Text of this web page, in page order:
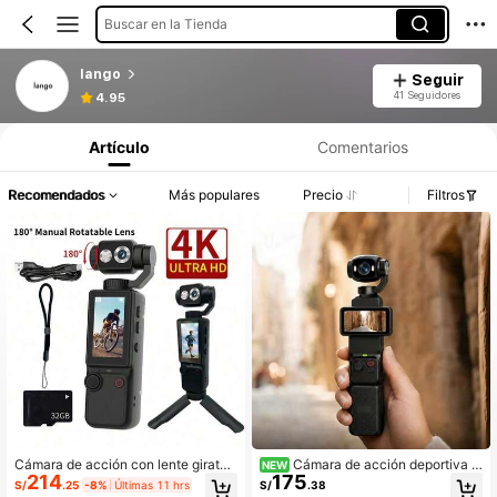
Buscar en la Tienda
lango
4.95
Seguir
41 Seguidores
Artículo Comentarios
Recomendados Más populares Precio Filtros
Cámara de acción con lente giratori
o de 180°, compatible con enfoque
S/214.25 -8% Últimas 11 hrs
NEW Cámara de acción deportiva c
ompacta y portátil con estabilizador
S/175.38